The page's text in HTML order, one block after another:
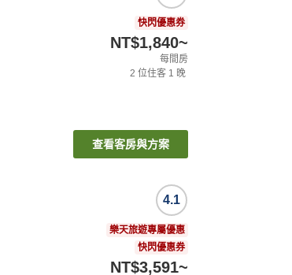
快閃優惠券
NT$1,840~
每間房
2 位住客 1 晚
查看客房與方案
4.1
樂天旅遊專屬優惠
快閃優惠券
NT$3,591~